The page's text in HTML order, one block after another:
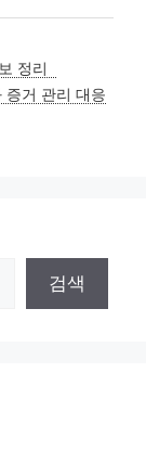
정리
증거 관리 대응
검색